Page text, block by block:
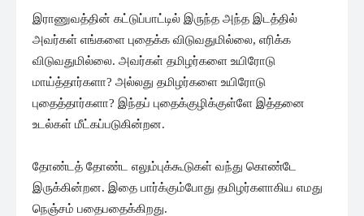
இராணுவத்தின் கட்டுப்பாட்டில் இருந்த அந்த இடத்தில்
அவர்கள் எங்களை புதைக்க விடுவதுமில்லை, எரிக்க
விடுவதுமில்லை. அவர்கள் தமிழர்களை உயிரோடு
மாய்த்தார்களா? அல்லது தமிழர்களை உயிரோடு
புதைத்தார்களா? இந்தப் புதைக்குழிக்குள்ளே இத்தனை
உடல்கள் மீட்கப்படுகின்றன.
தோண்டத் தோண்ட எலும்புக்கூடுகள் வந்து கொண்டே
இருக்கின்றன. இதை பார்க்கும்போது தமிழர்களாகிய எமது
நெஞ்சம் பதைபதைக்கிறது.